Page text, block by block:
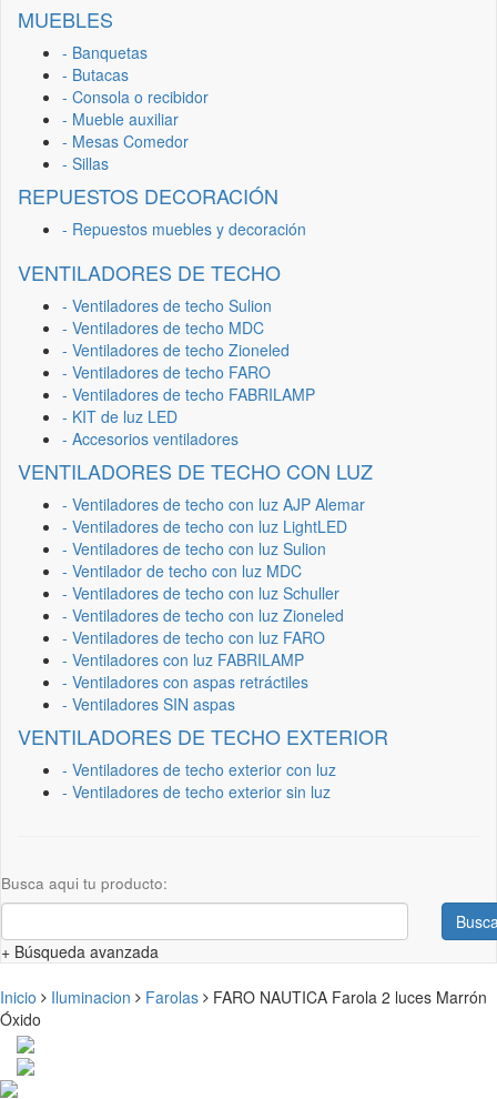
MUEBLES
- Banquetas
- Butacas
- Consola o recibidor
- Mueble auxiliar
- Mesas Comedor
- Sillas
REPUESTOS DECORACIÓN
- Repuestos muebles y decoración
VENTILADORES DE TECHO
- Ventiladores de techo Sulion
- Ventiladores de techo MDC
- Ventiladores de techo Zioneled
- Ventiladores de techo FARO
- Ventiladores de techo FABRILAMP
- KIT de luz LED
- Accesorios ventiladores
VENTILADORES DE TECHO CON LUZ
- Ventiladores de techo con luz AJP Alemar
- Ventiladores de techo con luz LightLED
- Ventiladores de techo con luz Sulion
- Ventilador de techo con luz MDC
- Ventiladores de techo con luz Schuller
- Ventiladores de techo con luz Zioneled
- Ventiladores de techo con luz FARO
- Ventiladores con luz FABRILAMP
- Ventiladores con aspas retráctiles
- Ventiladores SIN aspas
VENTILADORES DE TECHO EXTERIOR
- Ventiladores de techo exterior con luz
- Ventiladores de techo exterior sin luz
Busca aqui tu producto:
+ Búsqueda avanzada
Inicio Iluminacion Farolas
FARO NAUTICA Farola 2 luces Marrón
Óxido